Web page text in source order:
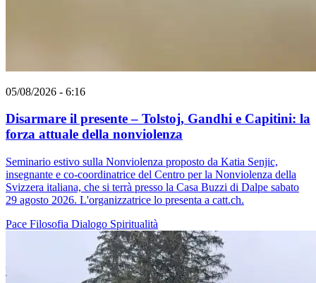
05/08/2026 - 6:16
Disarmare il presente – Tolstoj, Gandhi e Capitini: la
forza attuale della nonviolenza
Seminario estivo sulla Nonviolenza proposto da Katia Senjic,
insegnante e co-coordinatrice del Centro per la Nonviolenza della
Svizzera italiana, che si terrà presso la Casa Buzzi di Dalpe sabato
29 agosto 2026. L'organizzatrice lo presenta a catt.ch.
Pace Filosofia Dialogo Spiritualità